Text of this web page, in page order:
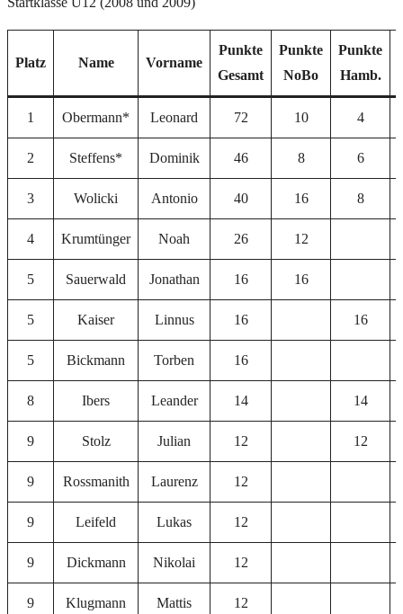
Platz Name Vorname
Punkte
Gesamt
Punkte
NoBo
Punkte
Hamb.
1 Obermann* Leonard 72 10 4
2 Steffens* Dominik 46 8 6
3 Wolicki Antonio 40 16 8
4 Krumtünger Noah 26 12
5 Sauerwald Jonathan 16 16
5 Kaiser Linnus 16 16
5 Bickmann Torben 16
8 Ibers Leander 14 14
9 Stolz Julian 12 12
9 Rossmanith Laurenz 12
9 Leifeld Lukas 12
9 Dickmann Nikolai 12
9 Klugmann Mattis 12